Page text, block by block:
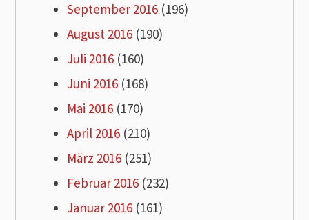
September 2016 (196)
August 2016 (190)
Juli 2016 (160)
Juni 2016 (168)
Mai 2016 (170)
April 2016 (210)
März 2016 (251)
Februar 2016 (232)
Januar 2016 (161)